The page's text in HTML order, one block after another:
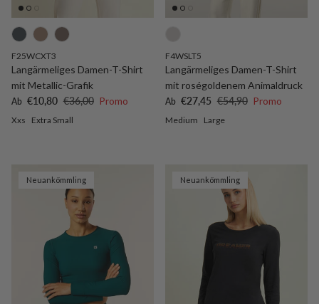
F25WCXT3
Langärmeliges Damen-T-Shirt
mit Metallic-Grafik
Verkaufspreis
Ab €10,80 Normaler Preis
€36,00 Promo
Xxs Extra Small
F4WSLT5
Langärmeliges Damen-T-Shirt
mit roségoldenem Animaldruck
Verkaufspreis
Ab €27,45 Normaler Preis
€54,90 Promo
Medium Large
Neuankömmling Neuankömmling